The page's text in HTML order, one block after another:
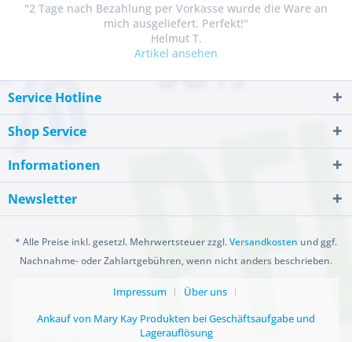
"2 Tage nach Bezahlung per Vorkasse wurde die Ware an
mich ausgeliefert. Perfekt!"
Helmut T.
Artikel ansehen
Service Hotline
Shop Service
Informationen
Newsletter
* Alle Preise inkl. gesetzl. Mehrwertsteuer zzgl.Versandkosten und ggf.
Nachnahme- oder Zahlartgebühren, wenn nicht anders beschrieben.
Impressum
Über uns
Ankauf von Mary Kay Produkten bei Geschäftsaufgabe und
Lagerauflösung